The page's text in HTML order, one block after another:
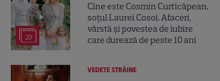
29
Cine este Cosmin Curticăpean,
soțul Laurei Cosoi. Afaceri,
vârstă și povestea de iubire
care durează de peste 10 ani
VEDETE STRĂINE